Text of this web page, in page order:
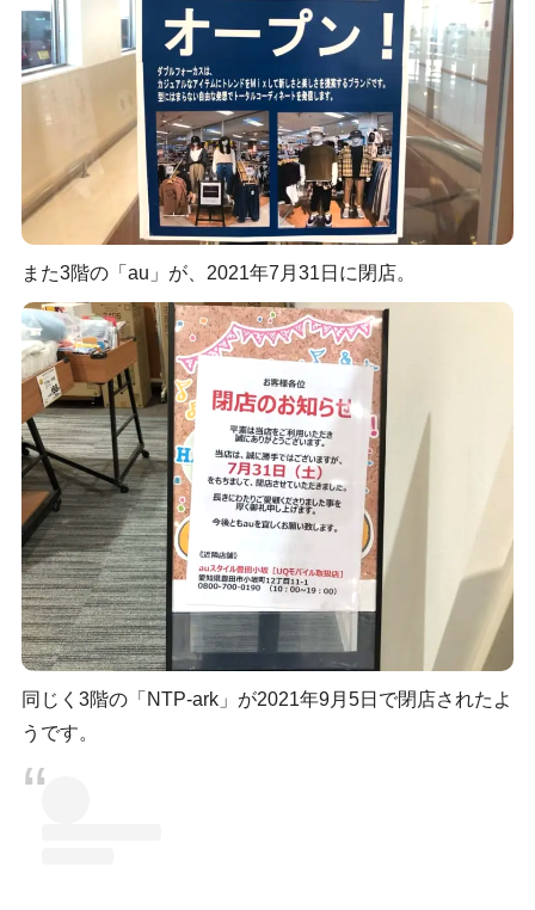
また3階の「au」が、2021年7月31日に閉店。
同じく3階の「NTP-ark」が2021年9月5日で閉店されたよ
うです。